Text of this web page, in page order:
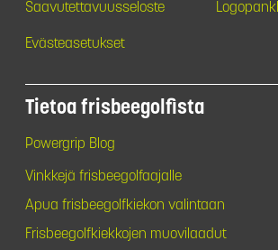
Saavutettavuusseloste
Evästeasetukset
Tietoa frisbeegolfista
Powergrip Blog
Vinkkejä frisbeegolfaajalle
Apua frisbeegolfkiekon valintaan
Frisbeegolfkiekkojen muovilaadut